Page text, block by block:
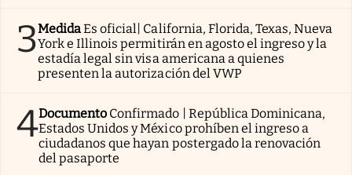
3MedidaEs oficial| California, Florida, Texas, Nueva
York e Illinois permitirán en agosto el ingreso y la
estadía legal sin visa americana a quienes
presenten la autorización del VWP
4Documento Confirmado | República Dominicana,
Estados Unidos y México prohíben el ingreso a
ciudadanos que hayan postergado la renovación
del pasaporte